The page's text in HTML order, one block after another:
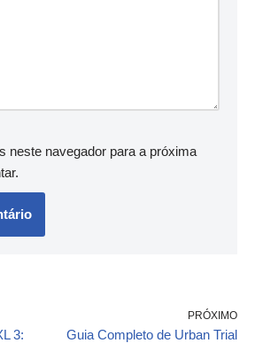
neste navegador para a próxima
3:
PRÓXIMO
Guia Completo de Urban Trial